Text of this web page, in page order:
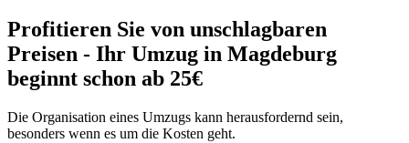
Profitieren Sie von unschlagbaren
Preisen - Ihr Umzug in Magdeburg
beginnt schon ab 25€
Die Organisation eines Umzugs kann herausfordernd sein,
besonders wenn es um die Kosten geht.